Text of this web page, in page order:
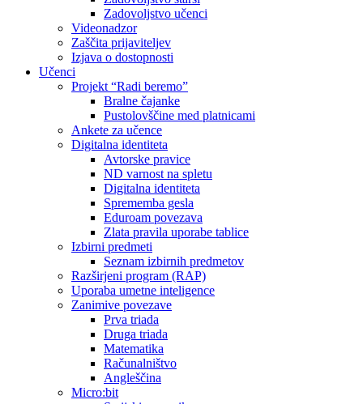
Zadovoljstvo učenci
Videonadzor
Zaščita prijaviteljev
Izjava o dostopnosti
Učenci
Projekt “Radi beremo”
Bralne čajanke
Pustolovščine med platnicami
Ankete za učence
Digitalna identiteta
Avtorske pravice
ND varnost na spletu
Digitalna identiteta
Sprememba gesla
Eduroam povezava
Zlata pravila uporabe tablice
Izbirni predmeti
Seznam izbirnih predmetov
Razširjeni program (RAP)
Uporaba umetne inteligence
Zanimive povezave
Prva triada
Druga triada
Matematika
Računalništvo
Angleščina
Micro:bit